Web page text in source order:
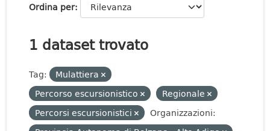
Ordina per
1 dataset trovato
Tag:
Mulattiera
Percorso escursionistico
Regionale
Percorsi escursionistici
Organizzazioni: